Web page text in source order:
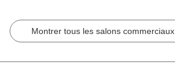
Montrer tous les salons commerciaux